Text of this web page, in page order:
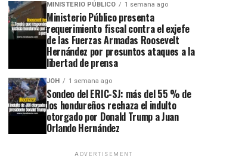
MINISTERIO PÚBLICO 1 semana ago
Ministerio Público presenta
requerimiento fiscal contra el exjefe
de las Fuerzas Armadas Roosevelt
Hernández por presuntos ataques a la
libertad de prensa
JOH 1 semana ago
Sondeo del ERIC-SJ: más del 55 % de
los hondureños rechaza el indulto
otorgado por Donald Trump a Juan
Orlando Hernández
ADVERTISEMENT